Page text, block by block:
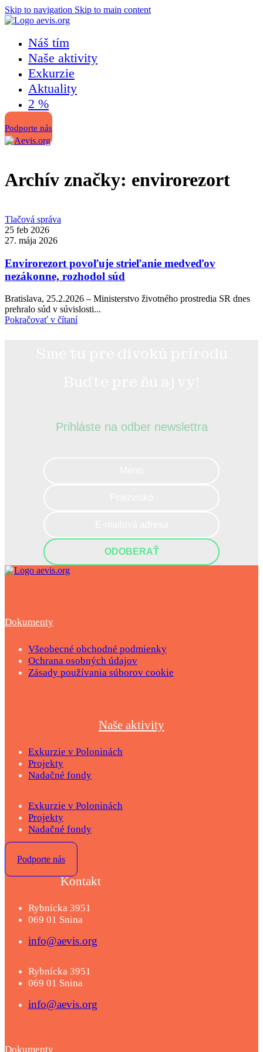
Skip to navigation Skip to main content
Náš tím
Naše aktivity
Exkurzie
Aktuality
2 %
Podporte nás
Archív značky: envirorezort
Tlačová správa
25 feb 2026
27. mája 2026
Envirorezort povoľuje strieľanie medveďov
nezákonne, rozhodol súd
Bratislava, 25.2.2026 – Ministerstvo životného prostredia SR dnes
prehralo súd v súvislosti...
Pokračovať v čítaní
Prihláste na odber newslettra
Dokumenty
Všeobecné obchodné podmienky
Ochrana osobných údajov
Zásady používania súborov cookie
Naše aktivity
Exkurzie v Poloninách
Projekty
Nadačné fondy
Exkurzie v Poloninách
Projekty
Nadačné fondy
Podporte nás
Kontakt
Rybnícka 3951
069 01 Snina
info@aevis.org
Rybnícka 3951
069 01 Snina
info@aevis.org
Dokumenty